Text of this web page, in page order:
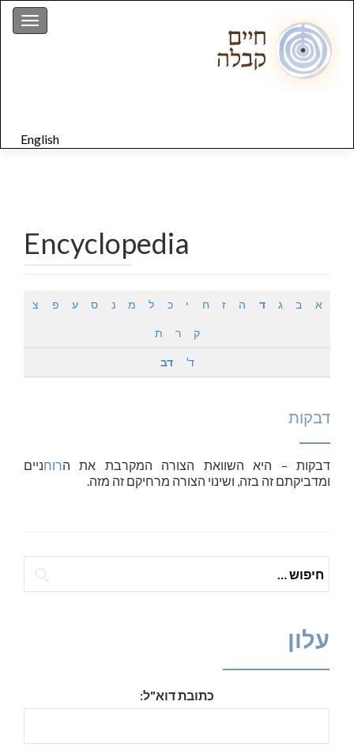
English
Encyclopedia
א ב ג ד ה ז ח י כ ל מ נ ס ע פ צ
ק ר ת
ד' דב
דבקות
דבקות – היא השוואת הצורה המקרבת את הרוחניים
ומדביקתם זה בזה, ושינוי הצורה מרחיקם זה מזה.
עלון
כתובת דוא"ל: